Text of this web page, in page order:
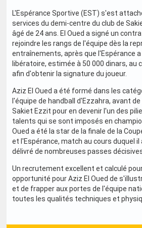
L'Espérance Sportive (EST) s'est
services du demi-centre du club de
âgé de 24 ans. El Oued a signé un
rejoindre les rangs de l'équipe dès la
entraînements, après que l'Espérance a
libératoire, estimée à 50 000 dinars, au
afin d'obtenir la signature du joueur.
Aziz El Oued a été formé dans les
l'équipe de handball d'Ezzahra, avant de
Sakiet Ezzit pour en devenir l'un des
talents qui se sont imposés en
Oued a été la star de la finale de la
et l'Espérance, match au cours duquel
délivré de nombreuses passes
Un recrutement excellent et calculé
opportunité pour Aziz El Oued de
et de frapper aux portes de l'équipe
toutes les qualités techniques et